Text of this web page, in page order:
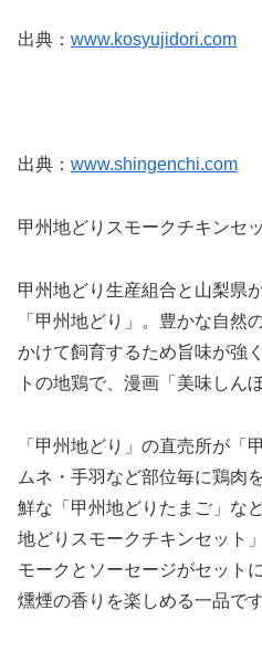
出典： www.kosyujidori.com
出典： www.shingenchi.com
甲州地どりスモークチキンセ
甲州地どり生産組合と山梨県
「甲州地どり」。豊かな自然
かけて飼育するため旨味が強
トの地鶏で、漫画「美味しん
「甲州地どり」の直売所が「
ムネ・手羽など部位毎に鶏肉
鮮な「甲州地どりたまご」な
地どりスモークチキンセット
モークとソーセージがセット
燻煙の香りを楽しめる一品です